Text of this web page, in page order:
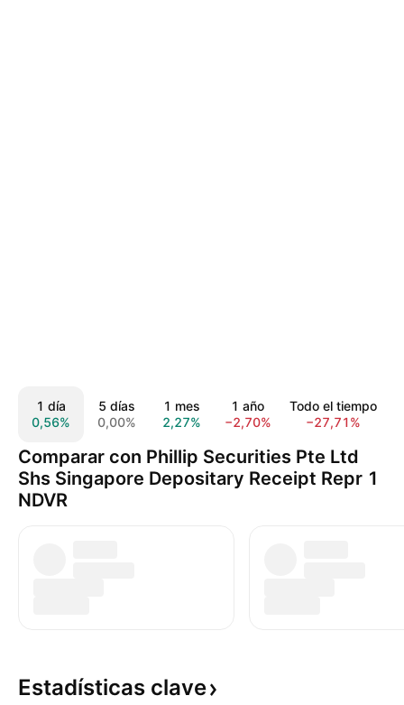
1 día
0,56%
5 días
0,00%
1 mes
2,27%
1 año
−2,70%
Todo el tiempo
−27,71%
Comparar con Phillip Securities Pte Ltd
Shs Singapore Depositary Receipt Repr 1
NDVR
Estadísticas clave